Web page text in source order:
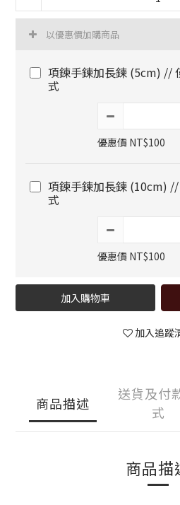
以優惠價加購商品
項鍊手鍊加長鍊 (5cm) //
式
優惠價 NT$100
項鍊手鍊加長鍊 (10cm)
式
優惠價 NT$100
加入購物車
加入追蹤
商品描述
送貨及付
式
商品描